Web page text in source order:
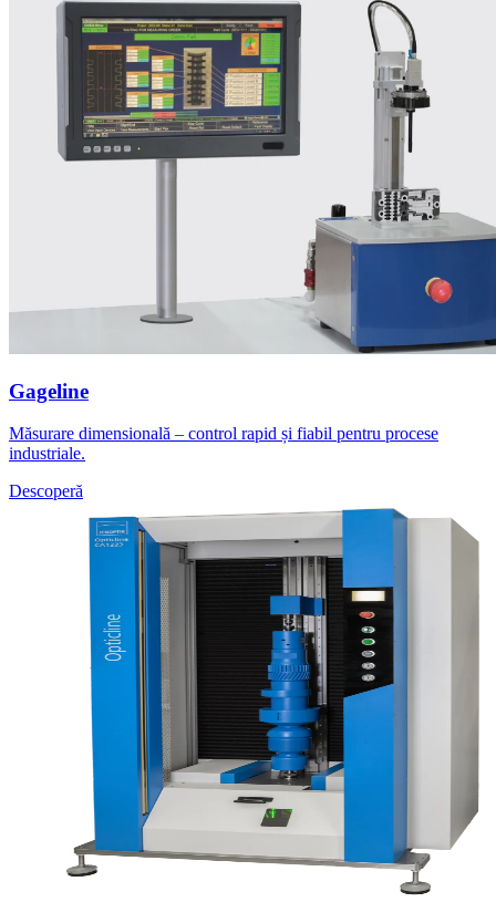
Gageline
Măsurare dimensională – control rapid și fiabil pentru procese
industriale.
Descoperă